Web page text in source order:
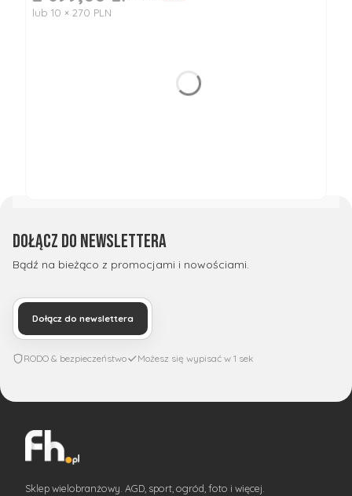
lub 10 × 270 PLN
Dołącz do newslettera
Bądź na bieżąco z promocjami i nowościami.
Dołącz do newslettera
RODO & bezpieczeństwo Możesz się wypisać w 1 sek
Sklep wielobranżowy. AGD, sport, ogród, foto i więcej.